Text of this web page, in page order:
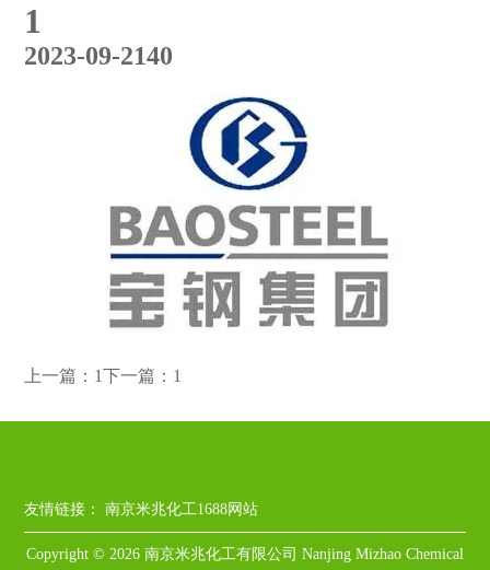
1
2023-09-2140
上一篇：1下一篇：1
友情链接： 南京米兆化工1688网站
Copyright © 2026 南京米兆化工有限公司 Nanjing Mizhao Chemical